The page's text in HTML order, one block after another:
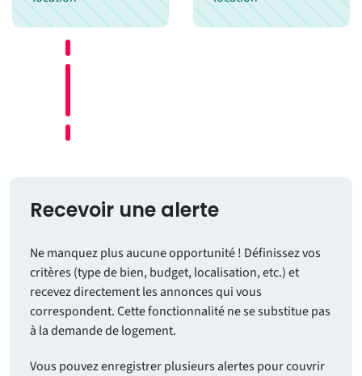
Recevoir une alerte
Ne manquez plus aucune opportunité ! Définissez vos
critères (type de bien, budget, localisation, etc.) et
recevez directement les annonces qui vous
correspondent. Cette fonctionnalité ne se substitue pas
à la demande de logement.
Vous pouvez enregistrer plusieurs alertes pour couvrir